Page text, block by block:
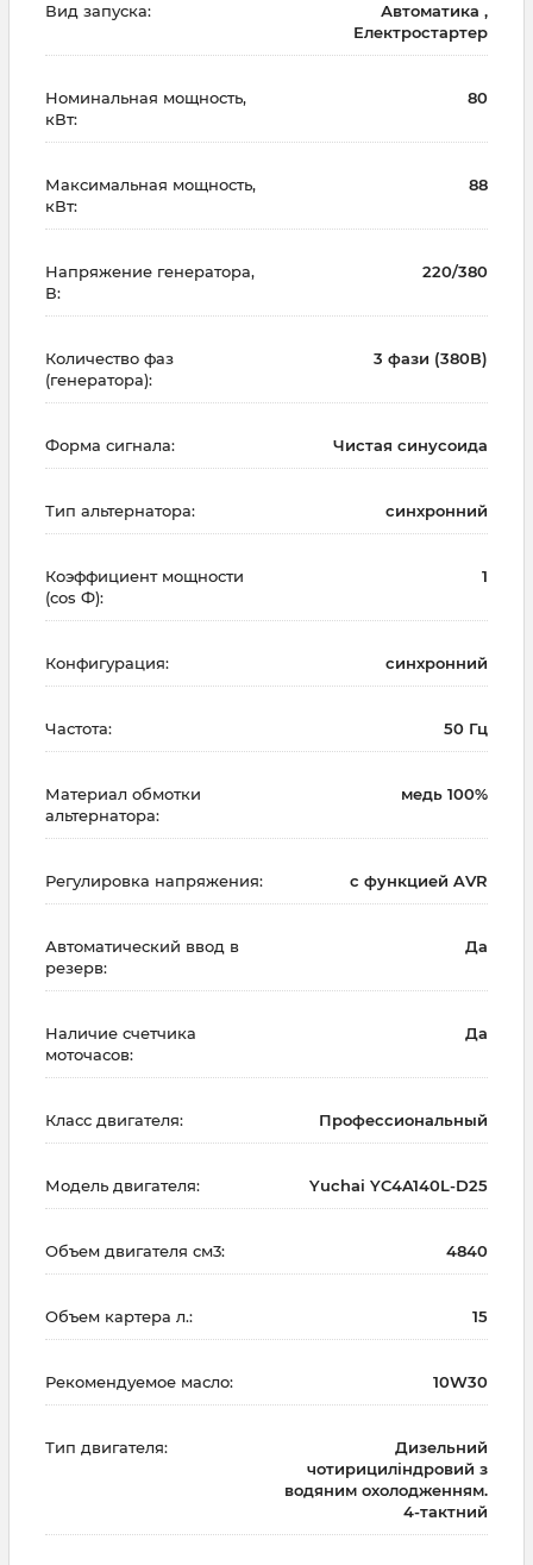
Вид запуска:
Автоматика ,
Електростартер
Номинальная мощность,
кВт:
80
Максимальная мощность,
кВт:
88
Напряжение генератора,
В:
220/380
Количество фаз
(генератора):
3 фази (380В)
Форма сигнала: Чистая синусоида
Тип альтернатора: синхронний
Коэффициент мощности
(cos Ф):
1
Конфигурация: синхронний
Частота: 50 Гц
Материал обмотки
альтернатора:
медь 100%
Регулировка напряжения: с функцией AVR
Автоматический ввод в
резерв:
Да
Наличие счетчика
моточасов:
Да
Класс двигателя: Профессиональный
Модель двигателя: Yuchai YC4A140L-D25
Объем двигателя см3: 4840
Объем картера л.: 15
Рекомендуемое масло: 10W30
Тип двигателя:
Дизельний
чотирициліндровий з
водяним охолодженням.
4-тактний